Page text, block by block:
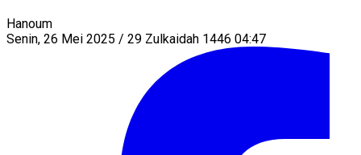
Hanoum
Senin, 26 Mei 2025 / 29 Zulkaidah 1446 04:47